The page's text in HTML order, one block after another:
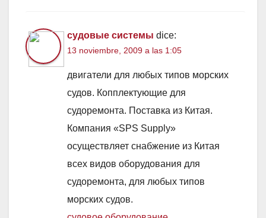
судовые системы dice:
13 noviembre, 2009 a las 1:05
двигатели для любых типов морских
судов. Копплектующие для
судоремонта. Поставка из Китая.
Компания «SPS Supply»
осуществляет снабжение из Китая
всех видов оборудования для
судоремонта, для любых типов
морских судов.